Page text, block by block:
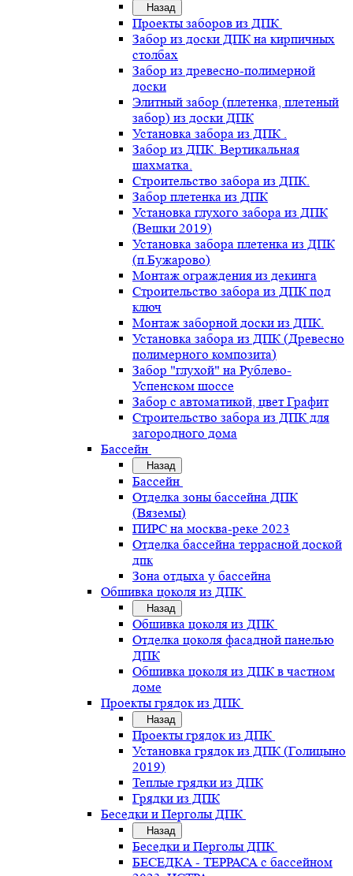
Назад
Проекты заборов из ДПК
Забор из доски ДПК на кирпичных
столбах
Забор из древесно-полимерной
доски
Элитный забор (плетенка, плетеный
забор) из доски ДПК
Установка забора из ДПК .
Забор из ДПК. Вертикальная
шахматка.
Строительство забора из ДПК.
Забор плетенка из ДПК
Установка глухого забора из ДПК
(Вешки 2019)
Установка забора плетенка из ДПК
(п.Бужарово)
Монтаж ограждения из декинга
Строительство забора из ДПК под
ключ
Монтаж заборной доски из ДПК.
Установка забора из ДПК (Древесно
полимерного композита)
Забор "глухой" на Рублево-
Успенском шоссе
Забор с автоматикой, цвет Графит
Строительство забора из ДПК для
загородного дома
Бассейн
Назад
Бассейн
Отделка зоны бассейна ДПК
(Вяземы)
ПИРС на москва-реке 2023
Отделка бассейна террасной доской
дпк
Зона отдыха у бассейна
Обшивка цоколя из ДПК
Назад
Обшивка цоколя из ДПК
Отделка цоколя фасадной панелью
ДПК
Обшивка цоколя из ДПК в частном
доме
Проекты грядок из ДПК
Назад
Проекты грядок из ДПК
Установка грядок из ДПК (Голицыно
2019)
Теплые грядки из ДПК
Грядки из ДПК
Беседки и Перголы ДПК
Назад
Беседки и Перголы ДПК
БЕСЕДКА - ТЕРРАСА с бассейном